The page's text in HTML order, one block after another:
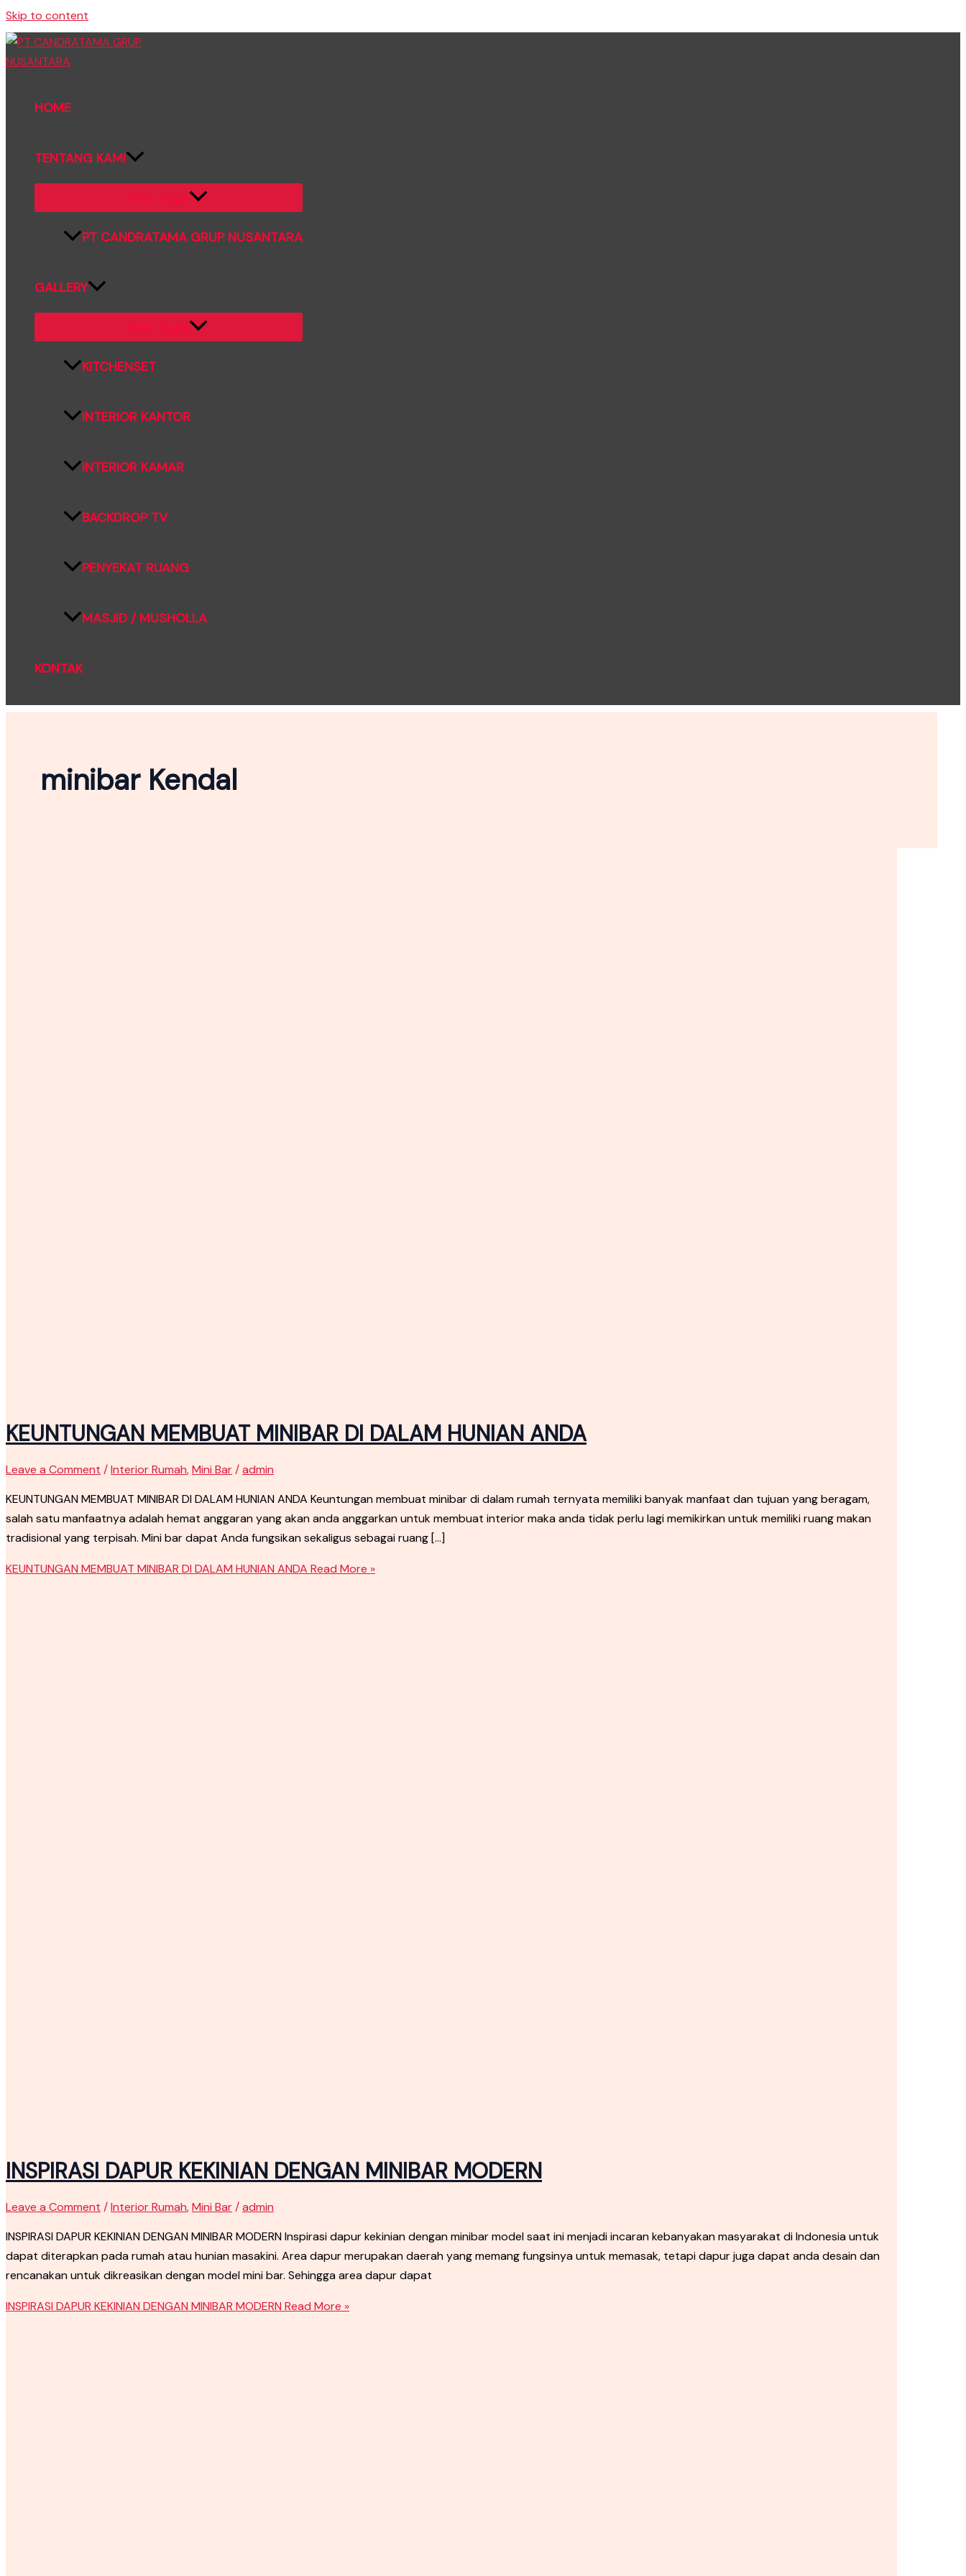
Skip to content
HOME
TENTANG KAMI
Menu Toggle
PT CANDRATAMA GRUP NUSANTARA
GALLERY
Menu Toggle
KITCHENSET
INTERIOR KANTOR
INTERIOR KAMAR
BACKDROP TV
PENYEKAT RUANG
MASJID / MUSHOLLA
KONTAK
minibar Kendal
KEUNTUNGAN MEMBUAT MINIBAR DI DALAM HUNIAN ANDA
Leave a Comment /Interior Rumah,Mini Bar/admin
KEUNTUNGAN MEMBUAT MINIBAR DI DALAM HUNIAN ANDA Keuntungan membuat minibar di dalam rumah ternyata memiliki banyak manfaat dan tujuan yang beragam,
salah satu manfaatnya adalah hemat anggaran yang akan anda anggarkan untuk membuat interior maka anda tidak perlu lagi memikirkan untuk memiliki ruang makan
tradisional yang terpisah. Mini bar dapat Anda fungsikan sekaligus sebagai ruang […]
KEUNTUNGAN MEMBUAT MINIBAR DI DALAM HUNIAN ANDA Read More »
INSPIRASI DAPUR KEKINIAN DENGAN MINIBAR MODERN
Leave a Comment /Interior Rumah,Mini Bar /admin
INSPIRASI DAPUR KEKINIAN DENGAN MINIBAR MODERN Inspirasi dapur kekinian dengan minibar model saat ini menjadi incaran kebanyakan masyarakat di Indonesia untuk
dapat diterapkan pada rumah atau hunian masakini. Area dapur merupakan daerah yang memang fungsinya untuk memasak, tetapi dapur juga dapat anda desain dan
rencanakan untuk dikreasikan dengan model mini bar. Sehingga area dapur dapat
INSPIRASI DAPUR KEKINIAN DENGAN MINIBAR MODERN Read More »